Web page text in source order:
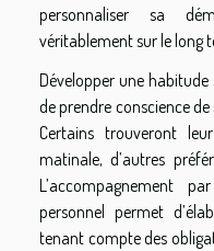
personnaliser sa
véritablement sur le long
Développer une
de prendre conscience
Certains trouveront
matinale, d’autres
L’accompagnement
personnel permet
tenant compte des